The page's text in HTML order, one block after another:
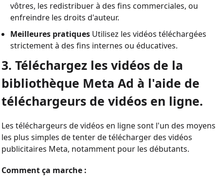
vôtres, les redistribuer à des fins commerciales, ou
enfreindre les droits d'auteur.
Meilleures pratiques Utilisez les vidéos téléchargées
strictement à des fins internes ou éducatives.
3. Téléchargez les vidéos de la
bibliothèque Meta Ad à l'aide de
téléchargeurs de vidéos en ligne.
Les téléchargeurs de vidéos en ligne sont l'un des moyens
les plus simples de tenter de télécharger des vidéos
publicitaires Meta, notamment pour les débutants.
Comment ça marche :